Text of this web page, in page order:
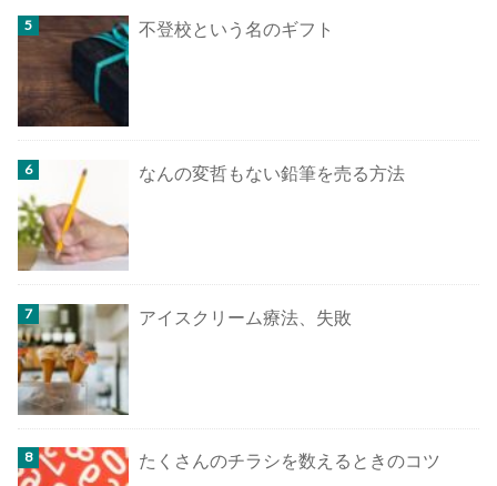
不登校という名のギフト
なんの変哲もない鉛筆を売る方法
アイスクリーム療法、失敗
たくさんのチラシを数えるときのコツ